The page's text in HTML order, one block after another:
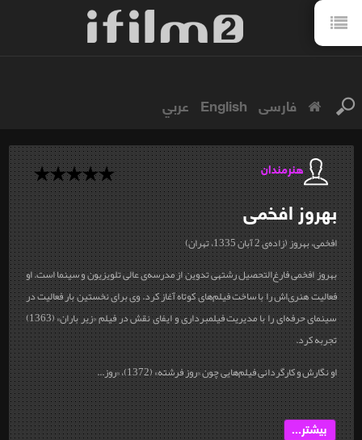
فارسی English عربي
هنرمندان
بهروزافخمی
افخمی، بهروز (زاده‌ی 2 آبان 1335، تهران)
بهروز افخمی فارغ‌التحصیل رشته‎ی تدوین از مدرسه‌ی عالی تلویزیون و سینما است. او
فعالیت هنری‌اش را با ساخت فیلم‌های کوتاه آغاز کرد. وی برای نخستین بار فعالیت در
سینمای حرفه‌ای را با مدیریت فیلمبرداری و ایفای نقش در فیلم «زیر باران» (1363)
تجربه کرد.
او نگارش و کارگردانی فیلم‌هایی چون «روز فرشته» (1372)، «روز...
بیشتر...